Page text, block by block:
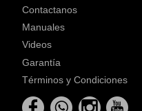
Contactanos
Manuales
Videos
Garantía
Términos y Condiciones